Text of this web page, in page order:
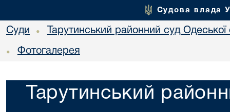
Судова влада
Суди • Тарутинський районний суд Одеської
• Фотогалерея
Тарутинський